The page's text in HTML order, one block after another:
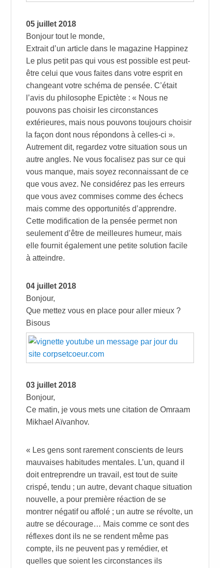
05 juillet 2018
Bonjour tout le monde,
Extrait d’un article dans le magazine Happinez
Le plus petit pas qui vous est possible est peut-
être celui que vous faites dans votre esprit en
changeant votre schéma de pensée. C’était
l’avis du philosophe Epictète : « Nous ne
pouvons pas choisir les circonstances
extérieures, mais nous pouvons toujours choisir
la façon dont nous répondons à celles-ci ».
Autrement dit, regardez votre situation sous un
autre angles. Ne vous focalisez pas sur ce qui
vous manque, mais soyez reconnaissant de ce
que vous avez. Ne considérez pas les erreurs
que vous avez commises comme des échecs
mais comme des opportunités d’apprendre.
Cette modification de la pensée permet non
seulement d’être de meilleures humeur, mais
elle fournit également une petite solution facile
à atteindre.
04 juillet 2018
Bonjour,
Que mettez vous en place pour aller mieux ?
Bisous
03 juillet 2018
Bonjour,
Ce matin, je vous mets une citation de Omraam
Mikhael Aïvanhov.
« Les gens sont rarement conscients de leurs
mauvaises habitudes mentales. L’un, quand il
doit entreprendre un travail, est tout de suite
crispé, tendu ; un autre, devant chaque situation
nouvelle, a pour première réaction de se
montrer négatif ou affolé ; un autre se révolte, un
autre se décourage… Mais comme ce sont des
réflexes dont ils ne se rendent même pas
compte, ils ne peuvent pas y remédier, et
quelles que soient les circonstances ils